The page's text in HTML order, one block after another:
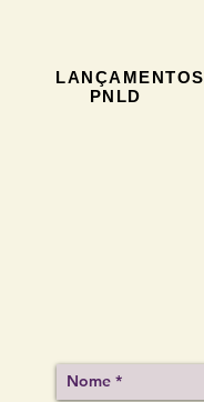
LANÇAMENTOS
PNLD